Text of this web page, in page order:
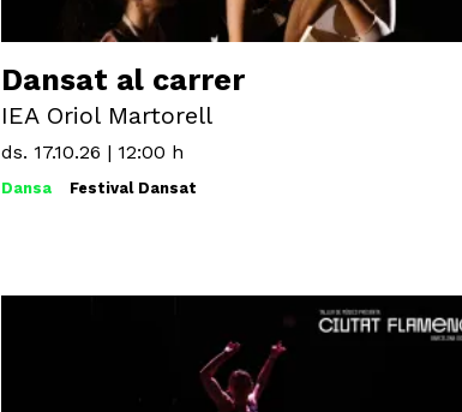
Dansat al carrer
IEA Oriol Martorell
ds. 17.10.26 | 12:00 h
Dansa Festival Dansat